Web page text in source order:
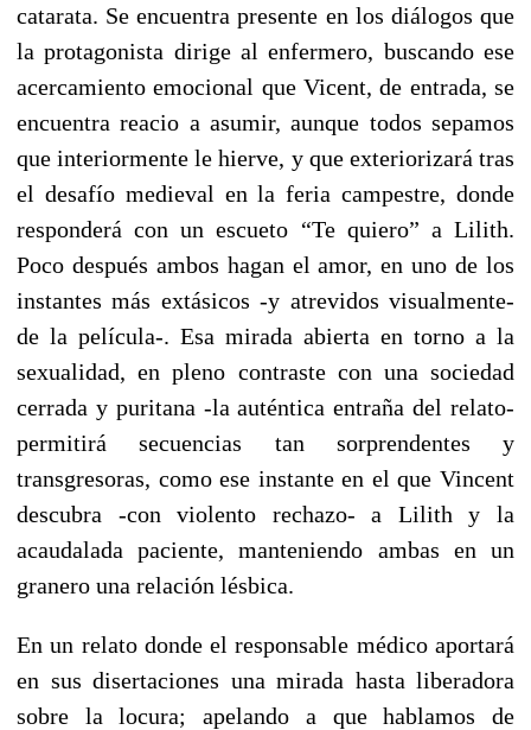
catarata. Se encuentra presente en los diálogos que
la protagonista dirige al enfermero, buscando ese
acercamiento emocional que Vicent, de entrada, se
encuentra reacio a asumir, aunque todos sepamos
que interiormente le hierve, y que exteriorizará tras
el desafío medieval en la feria campestre, donde
responderá con un escueto “Te quiero” a Lilith.
Poco después ambos hagan el amor, en uno de los
instantes más extásicos -y atrevidos visualmente-
de la película-. Esa mirada abierta en torno a la
sexualidad, en pleno contraste con una sociedad
cerrada y puritana -la auténtica entraña del relato-
permitirá secuencias tan sorprendentes y
transgresoras, como ese instante en el que Vincent
descubra -con violento rechazo- a Lilith y la
acaudalada paciente, manteniendo ambas en un
granero una relación lésbica.
En un relato donde el responsable médico aportará
en sus disertaciones una mirada hasta liberadora
sobre la locura; apelando a que hablamos de